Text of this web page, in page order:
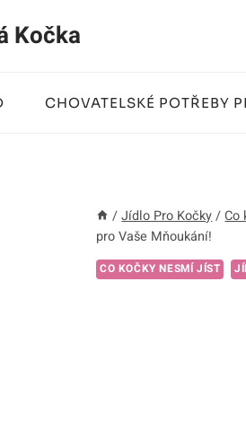
Kočka
CHOVATELSKÉ POTŘEBY
/ Jídlo Pro Kočky / Co
pro Vaše Mňoukání!
CO KOČKY NESMÍ JÍST